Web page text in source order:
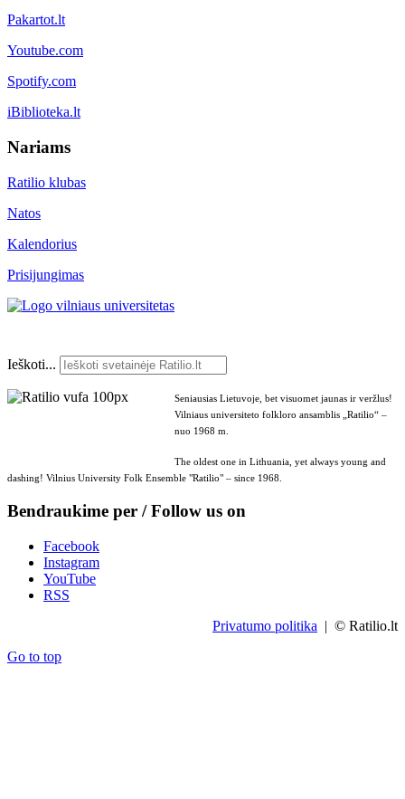
Pakartot.lt
Youtube.com
Spotify.com
iBiblioteka.lt
Nariams
Ratilio klubas
Natos
Kalendorius
Prisijungimas
Ieškoti...
Seniausias Lietuvoje, bet visuomet jaunas ir veržlus!
Vilniaus universiteto folkloro ansamblis „Ratilio“ –
nuo 1968 m.
The oldest one in Lithuania, yet always young and
dashing! Vilnius University Folk Ensemble "Ratilio" – since 1968.
Bendraukime per / Follow us on
Facebook
Instagram
YouTube
RSS
Privatumo politika | © Ratilio.lt
Go to top